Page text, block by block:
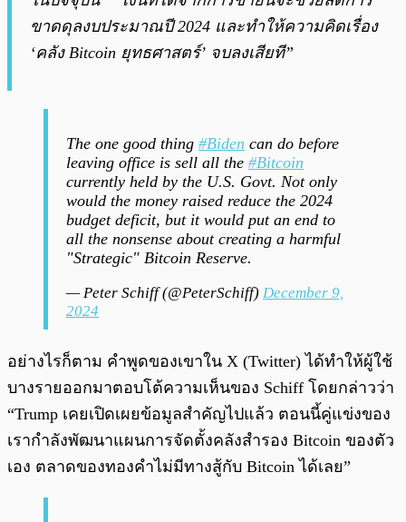
ขาดดุลงบประมาณปี 2024 และทำให้ความคิดเรื่อง
‘คลัง Bitcoin ยุทธศาสตร์’ จบลงเสียที”
The one good thing #Biden can do before
leaving office is sell all the #Bitcoin
currently held by the U.S. Govt. Not only
would the money raised reduce the 2024
budget deficit, but it would put an end to
all the nonsense about creating a harmful
"Strategic" Bitcoin Reserve.
— Peter Schiff (@PeterSchiff) December 9,
2024
อย่างไรก็ตาม คำพูดของเขาใน X (Twitter) ได้ทำให้ผู้ใช้
บางรายออกมาตอบโต้ความเห็นของ Schiff โดยกล่าวว่า
“Trump เคยเปิดเผยข้อมูลสำคัญไปแล้ว ตอนนี้คู่แข่งของ
เรากำลังพัฒนาแผนการจัดตั้งคลังสำรอง Bitcoin ของตัว
เอง ตลาดของทองคำไม่มีทางสู้กับ Bitcoin ได้เลย”